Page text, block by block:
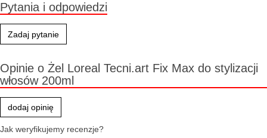
Pytania i odpowiedzi
Zadaj pytanie
Opinie o Żel Loreal Tecni.art Fix Max do stylizacji
włosów 200ml
dodaj opinię
Jak weryfikujemy recenzje?